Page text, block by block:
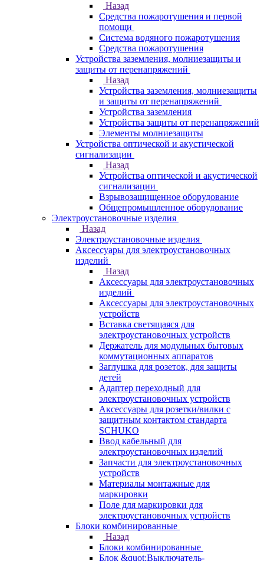
Назад
Средства пожаротушения и первой
помощи
Система водяного пожаротушения
Средства пожаротушения
Устройства заземления, молниезащиты и
защиты от перенапряжений
Назад
Устройства заземления, молниезащиты
и защиты от перенапряжений
Устройства заземления
Устройства защиты от перенапряжений
Элементы молниезащиты
Устройства оптической и акустической
сигнализации
Назад
Устройства оптической и акустической
сигнализации
Взрывозащищенное оборудование
Общепромышленное оборудование
Электроустановочные изделия
Назад
Электроустановочные изделия
Аксессуары для электроустановочных
изделий
Назад
Аксессуары для электроустановочных
изделий
Аксессуары для электроустановочных
устройств
Вставка светящаяся для
электроустановочных устройств
Держатель для модульных бытовых
коммутационных аппаратов
Заглушка для розеток, для защиты
детей
Адаптер переходный для
электроустановочных устройств
Аксессуары для розетки/вилки с
защитным контактом стандарта
SCHUKO
Ввод кабельный для
электроустановочных изделий
Запчасти для электроустановочных
устройств
Материалы монтажные для
маркировки
Поле для маркировки для
электроустановочных устройств
Блоки комбинированные
Назад
Блоки комбинированные
Блок &quot;Выключатель-